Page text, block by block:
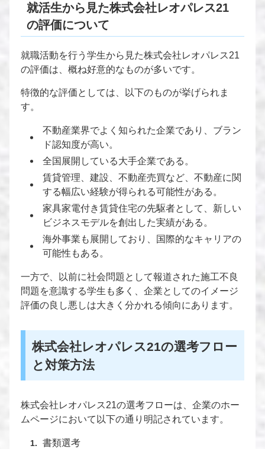
就活生から見た株式会社レオパレス21
の評価について
就職活動を行う学生から見た株式会社レオパレス21
の評価は、概ね好意的なものが多いです。
特徴的な評価としては、以下のものが挙げられま
す。
不動産業界でよく知られた企業であり、ブラン
ド認知度が高い。
全国展開している大手企業である。
賃貸管理、建設、不動産売買など、不動産に関
する幅広い経験が得られる可能性がある。
家具家電付き賃貸住宅の先駆者として、新しい
ビジネスモデルを創出した実績がある。
海外事業も展開しており、国際的なキャリアの
可能性もある。
一方で、以前に社会問題として報道された施工不良
問題を意識する学生も多く、企業としてのイメージ
評価の良し悪しは大きく分かれる傾向にあります。
株式会社レオパレス21の選考フロー
と対策方法
株式会社レオパレス21の選考フローは、企業のホー
ムページにおいて以下の通り明記されています。
書類選考